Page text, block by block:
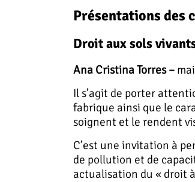
Présentations des
Droit aux sols
Ana Cristina Torres –
Il s’agit de porter
fabrique ainsi que le
soignent et le rendent
C’est une invitation à
de pollution et de
actualisation du « droit